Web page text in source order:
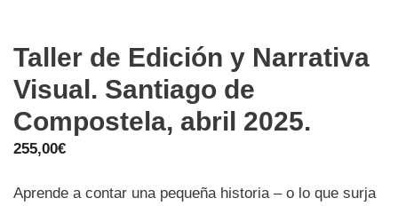
Taller de Edición y Narrativa
Visual. Santiago de
Compostela, abril 2025.
255,00€
Aprende a contar una pequeña historia – o lo que surja